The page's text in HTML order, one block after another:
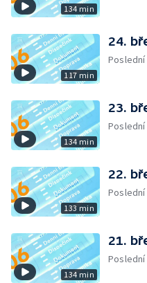
134 min
117 min
24.
134 min
23.
133 min
22.
134 min
21.